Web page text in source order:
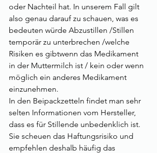
oder Nachteil hat. In unserem Fall gilt
also genau darauf zu schauen, was es
bedeuten würde Abzustillen /Stillen
temporär zu unterbrechen /welche
Risiken es gibtwenn das Medikament
in der Muttermilch ist / kein oder wenn
möglich ein anderes Medikament
einzunehmen.
In den Beipackzetteln findet man sehr
selten Informationen vom Hersteller,
dass es für Stillende unbedenklich ist.
Sie scheuen das Haftungsrisiko und
empfehlen deshalb häufig das